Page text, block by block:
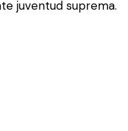
juventud suprema.